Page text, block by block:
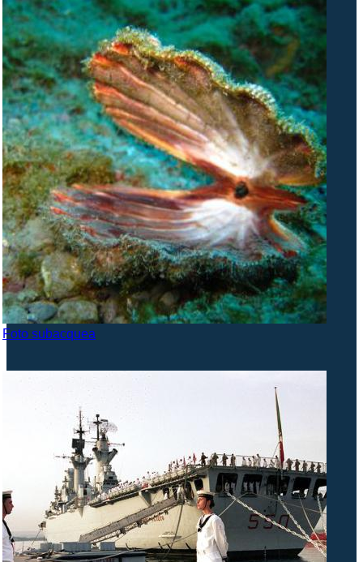
Foto subacquea